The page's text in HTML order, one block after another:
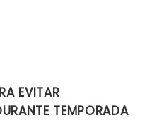
EVITAR
TEMPORADA